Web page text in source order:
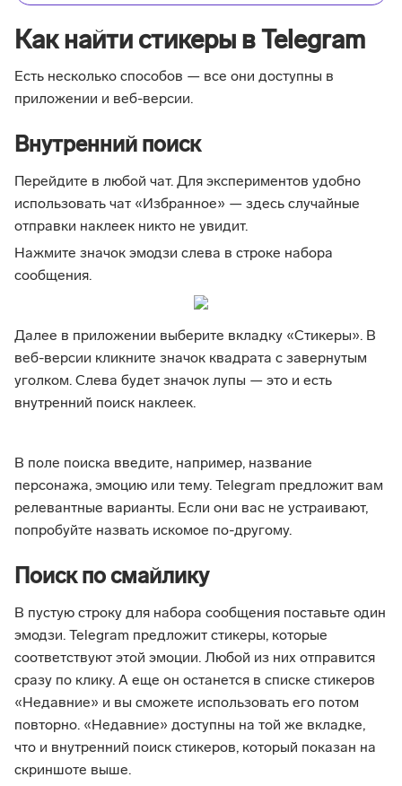
Как найти стикеры в Telegram
Есть несколько способов — все они доступны в
приложении и веб-версии.
Внутренний поиск
Перейдите в любой чат. Для экспериментов удобно
использовать чат «‎‎Избранное»‎ — здесь случайные
отправки наклеек никто не увидит.
Нажмите значок эмодзи слева в строке набора
сообщения.
Далее в приложении выберите вкладку «Стикеры». В
веб-версии кликните значок квадрата с завернутым
уголком. Слева будет значок лупы — это и есть
внутренний поиск наклеек.
В поле поиска введите, например, название
персонажа, эмоцию или тему. Telegram предложит вам
релевантные варианты. Если они вас не устраивают,
попробуйте назвать искомое по-другому.
Поиск по смайлику
В пустую строку для набора сообщения поставьте один
эмодзи. Telegram предложит стикеры, которые
соответствуют этой эмоции. Любой из них отправится
сразу по клику. А еще он останется в списке стикеров
«Недавние» и вы сможете использовать его потом
повторно. «Недавние» доступны на той же вкладке,
что и внутренний поиск стикеров, который показан на
скриншоте выше.